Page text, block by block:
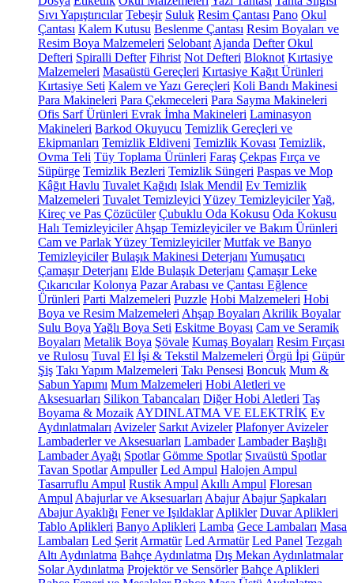
Sıvı Yapıştırıcılar Tebeşir Suluk Resim Çantası Pano Okul
Çantası Kalem Kutusu Beslenme Çantası Resim Boyaları ve
Resim Boya Malzemeleri Selobant Ajanda Defter Okul
Defteri Spiralli Defter Fihrist Not Defteri Bloknot Kırtasiye
Malzemeleri Masaüstü Gereçleri Kırtasiye Kağıt Ürünleri
Kırtasiye Seti Kalem ve Yazı Gereçleri Koli Bandı Makinesi
Para Makineleri Para Çekmeceleri Para Sayma Makineleri
Ofis Sarf Ürünleri Evrak İmha Makineleri Laminasyon
Makineleri Barkod Okuyucu Temizlik Gereçleri ve
Ekipmanları Temizlik Eldiveni Temizlik Kovası Temizlik,
Ovma Teli Tüy Toplama Ürünleri Faraş Çekpas Fırça ve
Süpürge Temizlik Bezleri Temizlik Süngeri Paspas ve Mop
Kâğıt Havlu Tuvalet Kağıdı Islak Mendil Ev Temizlik
Malzemeleri Tuvalet Temizleyici Yüzey TemizleyicilerYağ,
Kireç ve Pas Çözücüler Çubuklu Oda Kokusu Oda Kokusu
Halı Temizleyiciler Ahşap Temizleyiciler ve Bakım Ürünleri
Cam ve Parlak Yüzey Temizleyiciler Mutfak ve Banyo
Temizleyiciler Bulaşık Makinesi Deterjanı Yumuşatıcı
Çamaşır Deterjanı Elde Bulaşık Deterjanı Çamaşır Leke
Çıkarıcılar Kolonya Pazar Arabası ve Çantası Eğlence
Ürünleri Parti Malzemeleri Puzzle Hobi Malzemeleri Hobi
Boya ve Resim Malzemeleri Ahşap Boyaları Akrilik Boyalar
Sulu Boya Yağlı Boya Seti Eskitme Boyası Cam ve Seramik
Boyaları Metalik Boya Şövale Kumaş Boyaları Resim Fırçası
ve Rulosu Tuval El İşi & Tekstil Malzemeleri Örgü İpi Güpür
Şiş Takı Yapım Malzemeleri Takı Pensesi Boncuk Mum &
Sabun Yapımı Mum Malzemeleri Hobi Aletleri ve
Aksesuarları Silikon Tabancaları Diğer Hobi Aletleri Taş
Boyama & Mozaik AYDINLATMA VE ELEKTRİK Ev
Aydınlatmaları Avizeler Sarkıt Avizeler Plafonyer Avizeler
Lambaderler ve Aksesuarları Lambader Lambader Başlığı
Lambader Ayağı Spotlar Gömme Spotlar Sıvaüstü Spotlar
Tavan Spotlar Ampuller Led Ampul Halojen Ampul
Tasarruflu Ampul Rustik Ampul Akıllı Ampul Floresan
Ampul Abajurlar ve Aksesuarları Abajur Abajur Şapkaları
Abajur Ayaklığı Fener ve Işıldaklar Aplikler Duvar Aplikleri
Tablo Aplikleri Banyo Aplikleri Lamba Gece Lambaları Masa
Lambaları Led Şerit Armatür Led Armatür Led Panel Tezgah
Altı Aydınlatma Bahçe Aydınlatma Dış Mekan Aydınlatmalar
Solar Aydınlatma Projektör ve Sensörler Bahçe Aplikleri